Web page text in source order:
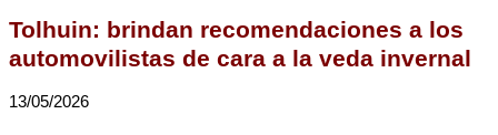
Tolhuin: brindan recomendaciones a los
automovilistas de cara a la veda invernal
13/05/2026